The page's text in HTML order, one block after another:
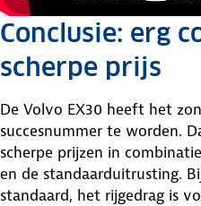
Conclusie: erg
scherpe prijs
De Volvo EX30 heeft het
succesnummer te worden.
scherpe prijzen in
en de standaarduitrusting.
standaard, het rijgedrag is